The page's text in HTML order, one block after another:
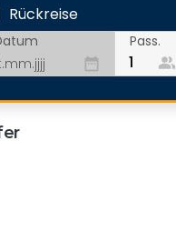
Rückreise
date_range
Pass.
people_alt